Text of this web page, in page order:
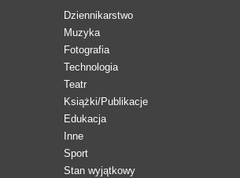
Dziennikarstwo
Muzyka
Fotografia
Technologia
Teatr
Książki/Publikacje
Edukacja
Inne
Sport
Stan wyjątkowy